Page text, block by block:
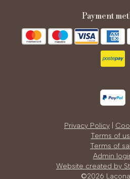
payment
Privacy Policy|
Terms of
Terms of
Admin
Website created by
©2026 Lacona